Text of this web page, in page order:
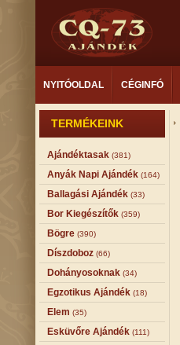
NYITÓOLDAL CÉGINFÓ
TERMÉKEINK
Ajándéktasak (381)
Anyák Napi Ajándék (164)
Ballagási Ajándék (33)
Bor Kiegészítők (359)
Bögre (390)
Díszdoboz (66)
Dohányosoknak (34)
Egzotikus Ajándék (18)
Elem (35)
Esküvőre Ajándék (111)